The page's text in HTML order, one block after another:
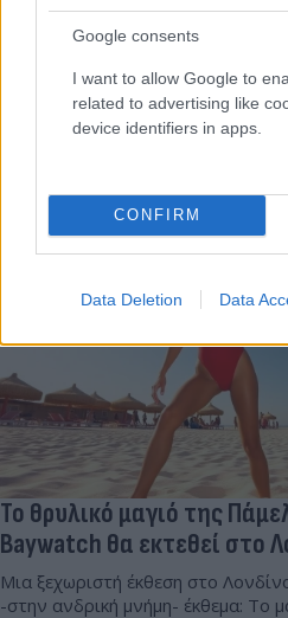
Google consents
I want to allow Google to
related to advertising like
device identifiers in apps.
CONFIRM
Data Deletion Data
Κάνιε Γουέστ: Ανέβασε
Μπιάνκα Σενσόρι αλλά
To βίντεο στην ανάρτηση του
όταν ο Χέφνερ γιόρταζε τα 82α
Το θρυλικό μαγιό της
Baywatch θα εκτεθεί στο
Μια ξεχωριστή έκθεση στο
-στην ανδρική μνήμη- έκθεμα: Το